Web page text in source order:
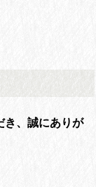
き、誠にありが